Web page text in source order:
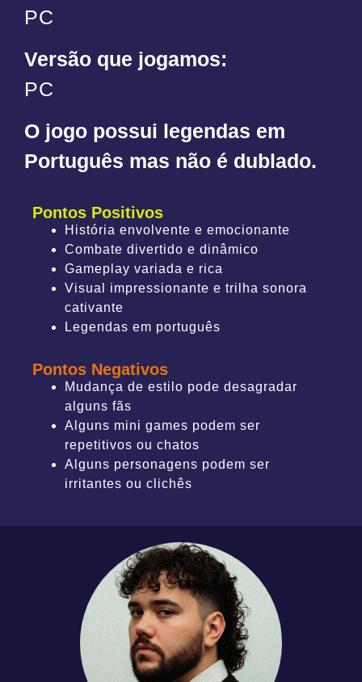
PC
Versão que jogamos:
PC
O jogo possui legendas em
Português mas não é dublado.
Pontos Positivos
História envolvente e emocionante
Combate divertido e dinâmico
Gameplay variada e rica
Visual impressionante e trilha sonora
cativante
Legendas em português
Pontos Negativos
Mudança de estilo pode desagradar
alguns fãs
Alguns mini games podem ser
repetitivos ou chatos
Alguns personagens podem ser
irritantes ou clichês